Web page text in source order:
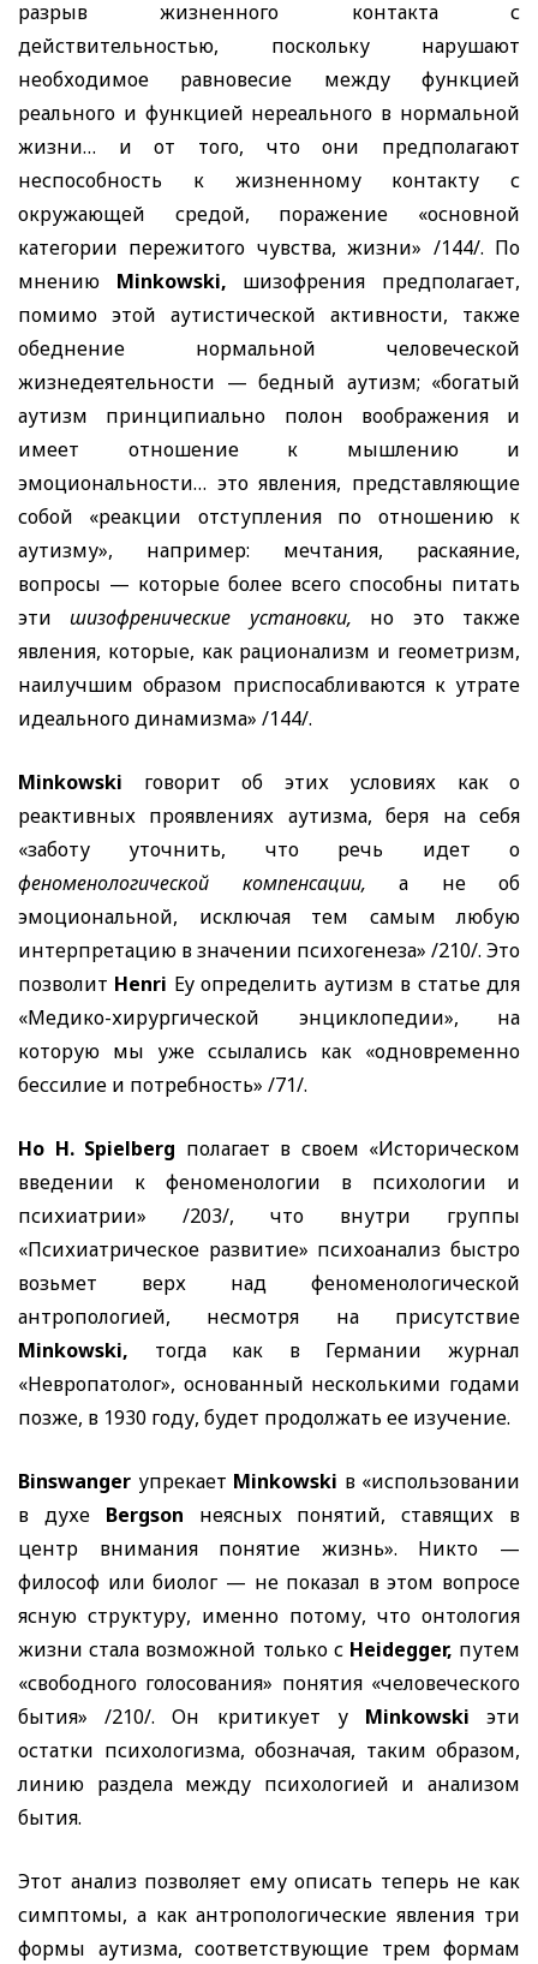
разрыв жизненного контакта с
действительностью, поскольку нарушают
необходимое равновесие между функцией
реального и функцией нереального в нормальной
жизни… и от того, что они предполагают
неспособность к жизненному контакту с
окружающей средой, поражение «основной
категории пережитого чувства, жизни» /144/. По
мнению Minkowski, шизофрения предполагает,
помимо этой аутистической активности, также
обеднение нормальной человеческой
жизнедеятельности — бедный аутизм; «богатый
аутизм принципиально полон воображения и
имеет отношение к мышлению и
эмоциональности… это явления, представляющие
собой «реакции отступления по отношению к
аутизму», например: мечтания, раскаяние,
вопросы — которые более всего способны питать
этишизофренические установки, но это также
явления, которые, как рационализм и геометризм,
наилучшим образом приспосабливаются к утрате
идеального динамизма» /144/.
Minkowski говорит об этих условиях как о
реактивных проявлениях аутизма, беря на себя
«заботу уточнить, что речь идет о
феноменологической компенсации, а не об
эмоциональной, исключая тем самым любую
интерпретацию в значении психогенеза» /210/. Это
позволит Henri Eyопределить аутизм в статье для
«Медико-хирургической энциклопедии», на
которую мы уже ссылались как «одновременно
бессилие и потребность» /71/.
Но H. Spielberg полагает в своем «Историческом
введении к феноменологии в психологии и
психиатрии» /203/, что внутри группы
«Психиатрическое развитие» психоанализ быстро
возьмет верх над феноменологической
антропологией, несмотря на присутствие
Minkowski, тогда как в Германии журнал
«Невропатолог», основанный несколькими годами
позже, в 1930 году, будет продолжать ее изучение.
Binswanger упрекает Minkowski в «использовании
в духе Bergson неясных понятий, ставящих в
центр внимания понятие жизнь». Никто —
философ или биолог — не показал в этом вопросе
ясную структуру, именно потому, что онтология
жизни стала возможной только с Heidegger, путем
«свободного голосования» понятия «человеческого
бытия» /210/. Он критикует у Minkowskiэти
остатки психологизма, обозначая, таким образом,
линию раздела между психологией и анализом
бытия.
Этот анализ позволяет ему описать теперь не как
симптомы, а как антропологические явления три
формы аутизма, соответствующие трем формам